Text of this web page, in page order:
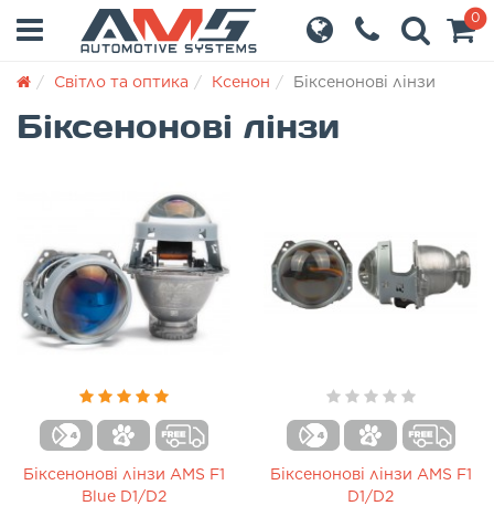
0
Світло та оптика Ксенон Біксенонові лінзи
Біксенонові лінзи
Біксенонові лінзи AMS F1
Blue D1/D2
Біксенонові лінзи AMS F1
D1/D2